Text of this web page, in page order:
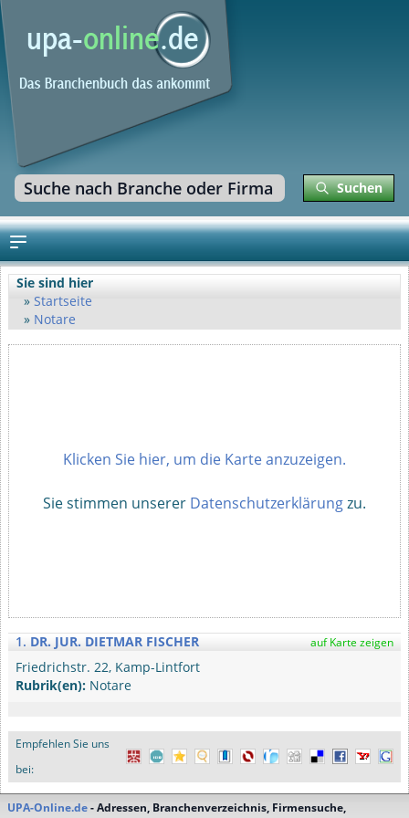
Suchen
Sie sind hier
Startseite
Notare
Klicken Sie hier, um die Karte anzuzeigen.
Sie stimmen unserer Datenschutzerklärungzu.
1. DR. JUR. DIETMAR FISCHER auf Karte zeigen
Friedrichstr. 22, Kamp-Lintfort
Rubrik(en): Notare
Empfehlen Sie uns
bei:
UPA-Online.de- Adressen, Branchenverzeichnis, Firmensuche,